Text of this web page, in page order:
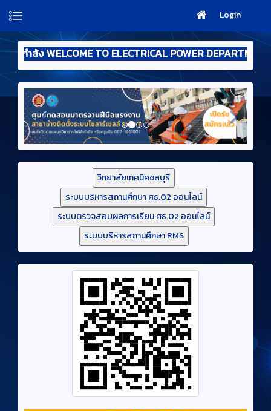
Login
กวิชาช่างไฟฟ้ากำลัง WELCOME TO ELECTRICAL POWER
วิทยาลัยเทคนิคชลบุรี
ระบบบริหารสถานศึกษา ศธ.02 ออนไลน์
ระบบตรวจสอบผลการเรียน ศธ.02 ออนไลน์
ระบบบริหารสถานศึกษา RMS